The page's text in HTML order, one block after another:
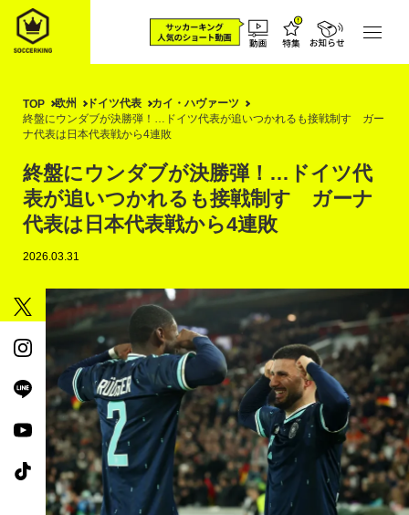
TOP 欧州 ドイツ代表
カイ・ハヴァーツ
終盤にウンダブが決勝弾！…ドイツ代表が追いつかれるも接戦制す ガー
ナ代表は日本代表戦から4連敗
終盤にウンダブが決勝弾！…ドイツ代
表が追いつかれるも接戦制す ガーナ
代表は日本代表戦から4連敗
2026.03.31